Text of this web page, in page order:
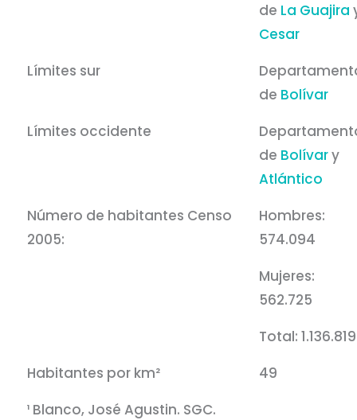
de La Guajira
Cesar
Límites sur
de Bolívar
Límites occidente
de Bolívary
Atlántico
Número de habitantes Censo
2005:
Hombres:
574.094
Mujeres:
562.725
Total: 1.136.819
Habitantes por km²
49
¹ Blanco, José Agustin. SGC.